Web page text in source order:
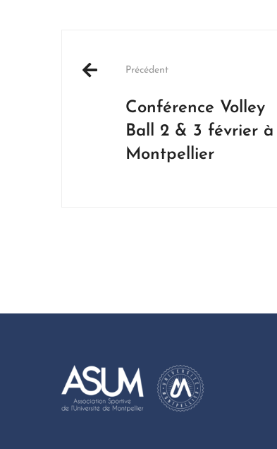
navigation
Précédent
Conférence Volley
Ball 2 & 3 février à
Montpellier